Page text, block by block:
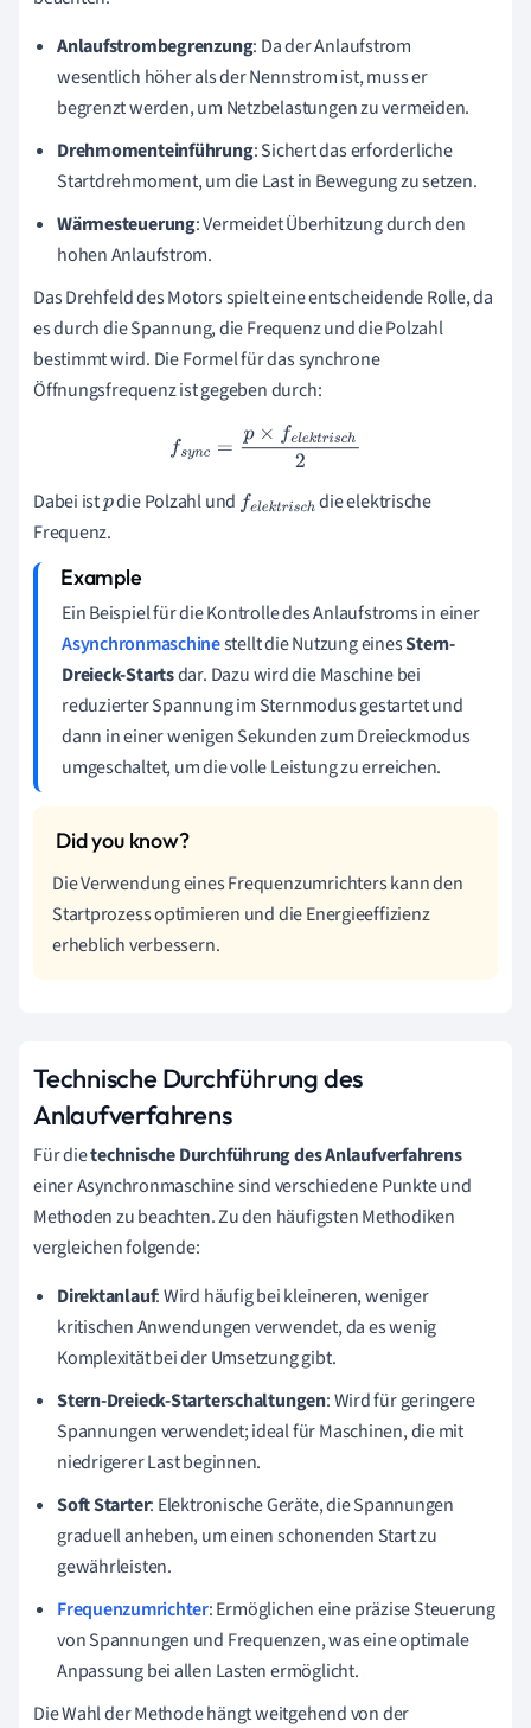
Anlaufstrombegrenzung: Da der Anlaufstrom
wesentlich höher als der Nennstrom ist, muss er
begrenzt werden, um Netzbelastungen zu vermeiden.
Drehmomenteinführung: Sichert das erforderliche
Startdrehmoment, um die Last in Bewegung zu setzen.
Wärmesteuerung: Vermeidet Überhitzung durch den
hohen Anlaufstrom.
Das Drehfeld des Motors spielt eine entscheidende Rolle, da
es durch die Spannung, die Frequenz und die Polzahl
bestimmt wird. Die Formel für das synchrone
Öffnungsfrequenz ist gegeben durch:
c= p×felektrisch2
Dabei istpdie Polzahl und felektrisc die elektrische
Frequenz.
Ein Beispiel für die Kontrolle des Anlaufstroms in einer
Asynchronmaschinestellt die Nutzung einesStern-
Dreieck-Startsdar. Dazu wird die Maschine bei
reduzierter Spannung im Sternmodus gestartet und
dann in einer wenigen Sekunden zum Dreieckmodus
umgeschaltet, um die volle Leistung zu erreichen.
Die Verwendung eines Frequenzumrichters kann den
Startprozess optimieren und die Energieeffizienz
erheblich verbessern.
Technische Durchführung des
Anlaufverfahrens
Für dietechnische Durchführung des Anlaufverfahrens
einer Asynchronmaschine sind verschiedene Punkte und
Methoden zu beachten. Zu den häufigsten Methodiken
vergleichen folgende:
Direktanlauf: Wird häufig bei kleineren, weniger
kritischen Anwendungen verwendet, da es wenig
Komplexität bei der Umsetzung gibt.
Stern-Dreieck-Starterschaltungen: Wird für geringere
Spannungen verwendet; ideal für Maschinen, die mit
niedrigerer Last beginnen.
Soft Starter: Elektronische Geräte, die Spannungen
graduell anheben, um einen schonenden Start zu
gewährleisten.
Frequenzumrichter: Ermöglichen eine präzise Steuerung
von Spannungen und Frequenzen, was eine optimale
Anpassung bei allen Lasten ermöglicht.
Die Wahl der Methode hängt weitgehend von der